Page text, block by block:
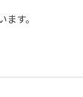
ます。